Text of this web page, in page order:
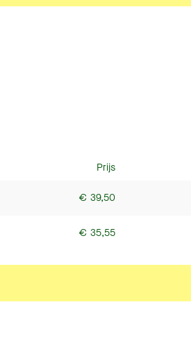
Prijs
€ 39,50
€ 35,55